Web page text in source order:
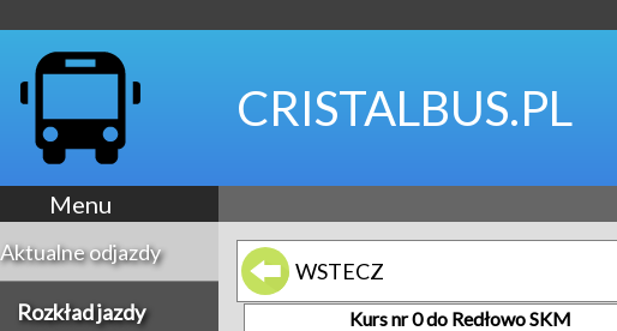
CRISTALBUS.PL
Menu
Aktualne odjazdy
Rozkład jazdy
WSTECZ
Kurs nr 0 do Redłowo SKM